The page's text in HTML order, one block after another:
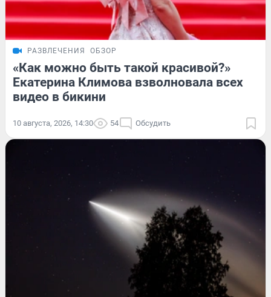
РАЗВЛЕЧЕНИЯ ОБЗОР
«Как можно быть такой красивой?»
Екатерина Климова взволновала всех
видео в бикини
10 августа, 2026, 14:30 54 Обсудить